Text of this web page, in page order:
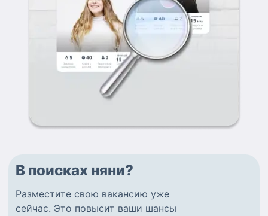
В поисках няни?
Разместите свою вакансию уже
сейчас. Это повысит ваши шансы